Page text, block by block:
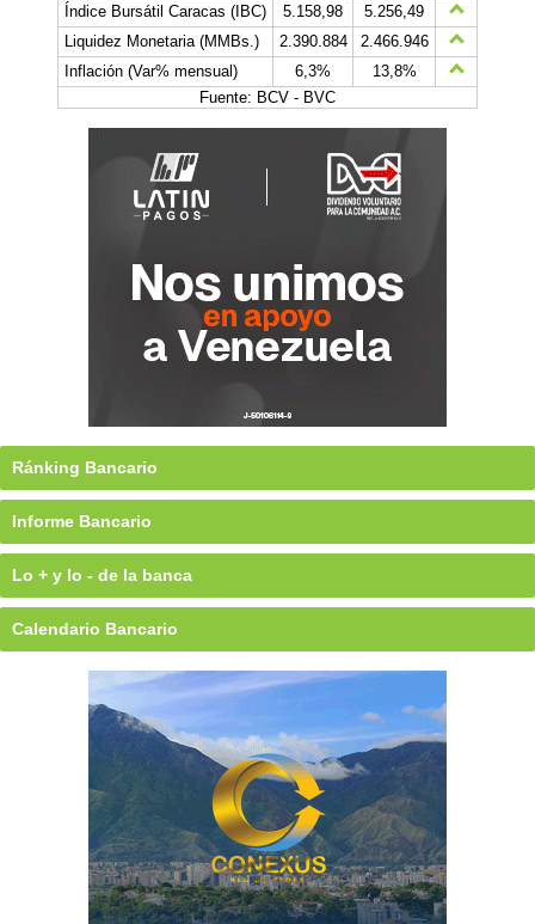
Índice Bursátil Caracas (IBC)
5.158,98
5.256,49
Liquidez Monetaria (MMBs.)
2.390.884
2.466.946
Inflación (Var% mensual)
6,3%
13,8%
Fuente: BCV - BVC
Ránking Bancario
Informe Bancario
Lo + y lo - de la banca
Calendario Bancario